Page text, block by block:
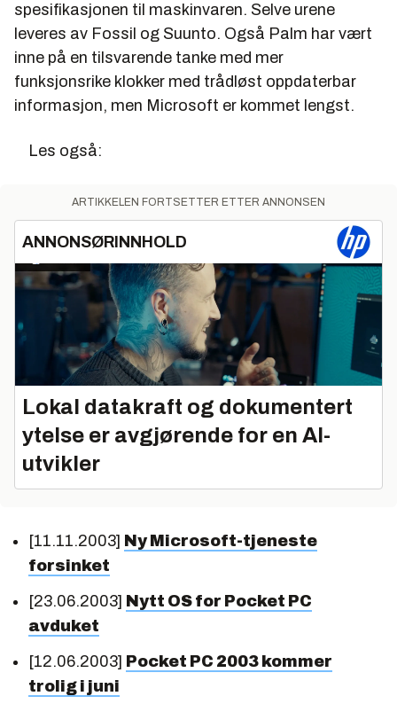
spesifikasjonen til maskinvaren. Selve urene
leveres av Fossil og Suunto. Også Palm har vært
inne på en tilsvarende tanke med mer
funksjonsrike klokker med trådløst oppdaterbar
informasjon, men Microsoft er kommet lengst.
Les også:
ARTIKKELEN FORTSETTER ETTER ANNONSEN
ANNONSØRINNHOLD
Lokal datakraft og dokumentert
ytelse er avgjørende for en AI-
utvikler
[11.11.2003] Ny Microsoft-tjeneste
forsinket
[23.06.2003] Nytt OS for Pocket PC
avduket
[12.06.2003] Pocket PC 2003 kommer
trolig i juni